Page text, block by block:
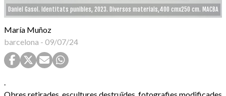
Daniel Gasol. Identitats punibles, 2023. Diversos materials,400 cmx250 cm. MACBA
María Muñoz
barcelona - 09/07/24
Obres retirades, escultures destruïdes, fotografies modificades